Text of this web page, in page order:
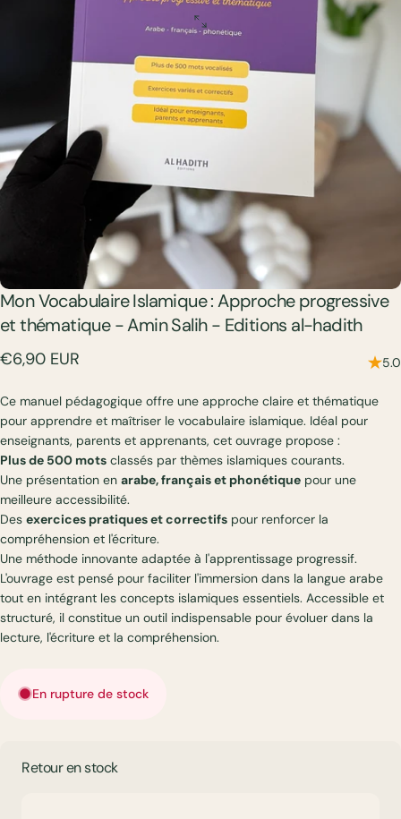
MonVocabulaireIslamique: Approche progressive
et thématique -AminSalih - Editions al-hadith
€6,90 EUR 5.0
Ce manuel pédagogique offre une approche claire et thématique
pour apprendre et maîtriser le vocabulaire islamique. Idéal pour
enseignants, parents et apprenants, cet ouvrage propose :
Plus de 500 mots classés par thèmes islamiques courants.
Une présentation en arabe, français et phonétique pour une
meilleure accessibilité.
Des exercices pratiques et correctifs pour renforcer la
compréhension et l'écriture.
Une méthode innovante adaptée à l'apprentissage progressif.
L'ouvrage est pensé pour faciliter l'immersion dans la langue arabe
tout en intégrant les concepts islamiques essentiels. Accessible et
structuré, il constitue un outil indispensable pour évoluer dans la
lecture, l'écriture et la compréhension.
En rupture de stock
Retour en stock